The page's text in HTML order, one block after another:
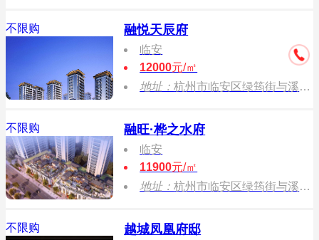
不限购 融悦天辰府
临安
12000元/㎡
地址：杭州市临安区绿筠街与溪东路交叉口
不限购 融旺·桦之水府
临安
11900元/㎡
地址：杭州市临安区绿筠街与溪东路交叉口
不限购 越城凤凰府邸